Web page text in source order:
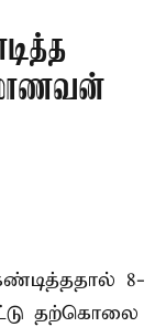
8-
தற்கொலை